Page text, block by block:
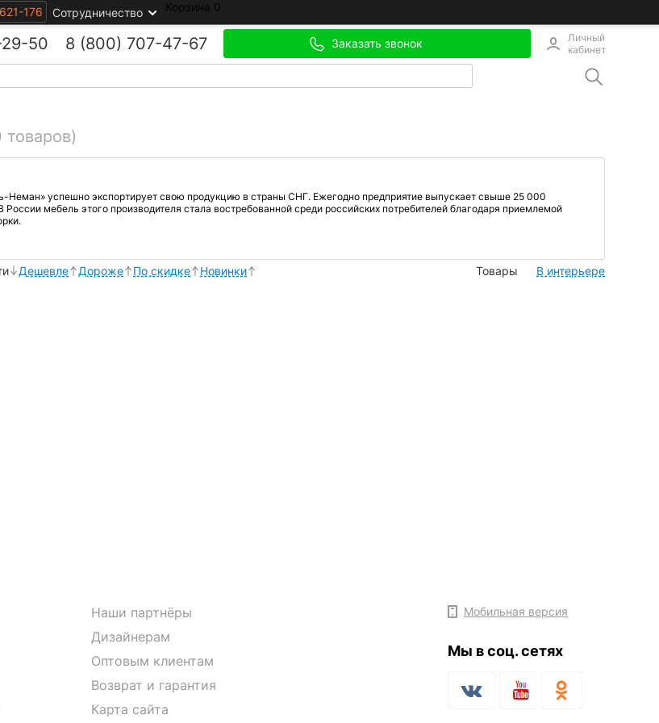
176 Сотрудничество Корзина 0
50 8 (800) 707-47-67 Заказать звонок
Личный
кабинет
товаров)
Неман» успешно экспортирует свою продукцию в страны СНГ. Ежегодно предприятие выпускает свыше 25 000
России мебель этого производителя стала востребованной среди российских потребителей благодаря приемлемой
Дешевле Дороже По скидке Новинки Товары В интерьере
Наши партнёры
Дизайнерам
Оптовым клиентам
Возврат и гарантия
Карта сайта
Мобильная версия
Мы в соц. сетях